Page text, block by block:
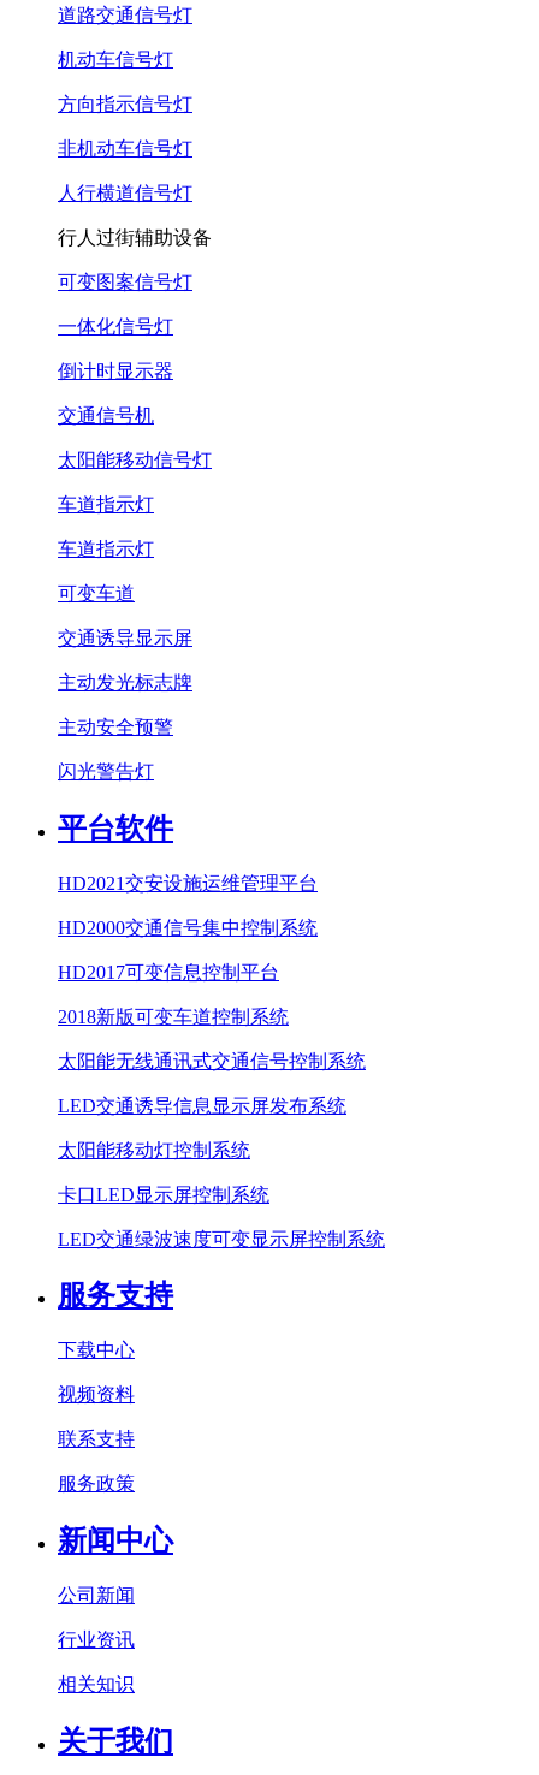
道路交通信号灯
机动车信号灯
方向指示信号灯
非机动车信号灯
人行横道信号灯
行人过街辅助设备
可变图案信号灯
一体化信号灯
倒计时显示器
交通信号机
太阳能移动信号灯
车道指示灯
车道指示灯
可变车道
交通诱导显示屏
主动发光标志牌
主动安全预警
闪光警告灯
平台软件
HD2021交安设施运维管理平台
HD2000交通信号集中控制系统
HD2017可变信息控制平台
2018新版可变车道控制系统
太阳能无线通讯式交通信号控制系统
LED交通诱导信息显示屏发布系统
太阳能移动灯控制系统
卡口LED显示屏控制系统
LED交通绿波速度可变显示屏控制系统
服务支持
下载中心
视频资料
联系支持
服务政策
新闻中心
公司新闻
行业资讯
相关知识
关于我们